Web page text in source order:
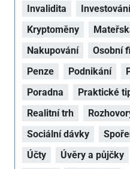
Invalidita Investování
Kryptoměny
Nakupování
Osobní
Penze
Podnikání
Poradna
Praktické
Realitní trh
Sociální dávky
Účty
Úvěry a půjčky